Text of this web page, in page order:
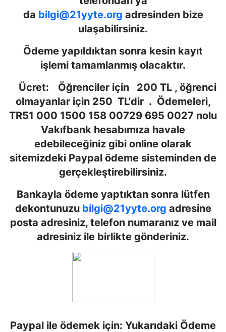
da bilgi@21yyte.org adresinden bize
ulaşabilirsiniz.
Ödeme yapıldıktan sonra kesin kayıt
işlemi tamamlanmış olacaktır.
Ücret:
Öğrenciler için 200 TL , öğrenci
olmayanlar için 250 TL'dir . Ödemeleri,
TR51 000 1500 158 00729 695 0027 nolu
Vakıfbank hesabımıza havale
edebileceğiniz gibi online olarak
sitemizdeki Paypal ödeme sisteminden de
gerçekleştirebilirsiniz.
Bankayla ödeme yaptıktan sonra lütfen
dekontunuzu bilgi@21yyte.org adresine
posta adresiniz, telefon numaranız ve mail
adresiniz ile birlikte gönderiniz.
Paypal ile ödemek için: Yukarıdaki Ödeme